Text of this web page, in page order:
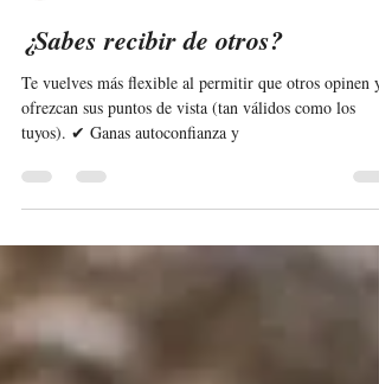
Elina Rees
21 nov 2020
2 min de lectura
¿Sabes recibir de otros?
Te vuelves más flexible al permitir que otros opinen y
ofrezcan sus puntos de vista (tan válidos como los
tuyos). ✔ Ganas autoconfianza y